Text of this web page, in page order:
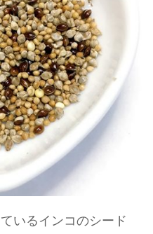
いるインコのシード